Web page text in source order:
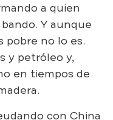
a quien
Y aunque
pobre no lo es.
y petróleo y,
en tiempos de
con China